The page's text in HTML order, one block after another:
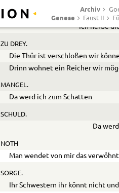
Archiv
Genese Faust II
VIERTE
Ich heiße
ZU DREY.
Die Thür ist verschloßen wir
Drinn wohnet ein Reicher wir
MANGEL.
Da werd ich zum Schatten
SCHULD.
Da
NOTH
Man wendet von mir das
SORGE.
Ihr Schwestern ihr könnt nicht